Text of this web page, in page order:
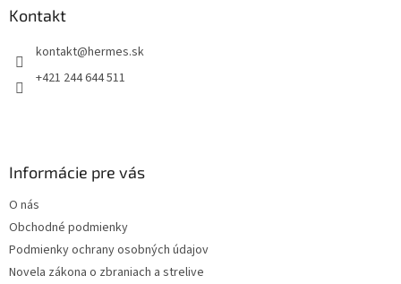
u
Kontakt
kontakt@hermes.sk
+421 244 644 511
Informácie pre vás
O nás
Obchodné podmienky
Podmienky ochrany osobných údajov
Novela zákona o zbraniach a strelive